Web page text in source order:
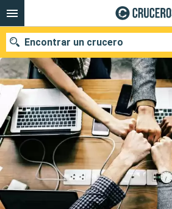
Encontrar un crucero
Fecha de salida